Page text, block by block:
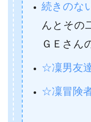
続きのな
んとその
ＧＥさん
☆凜男友
☆凜冒険